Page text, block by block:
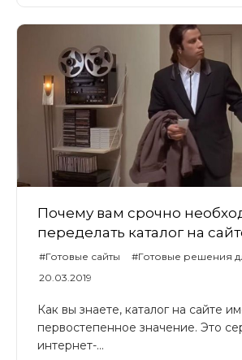
Почему вам срочно
переделать каталог на
#Готовые сайты
#Готовые решения
20.03.2019
Как вы знаете, каталог на сайте
первостепенное значение. Это
интернет-...